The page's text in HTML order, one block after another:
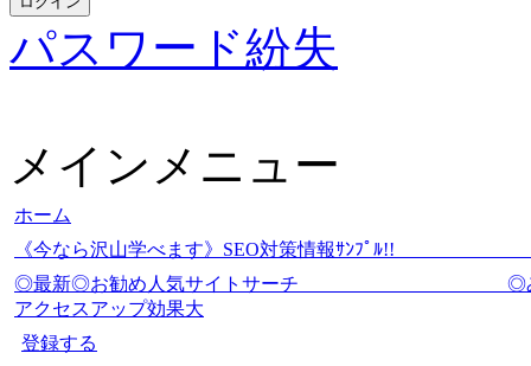
パスワード紛失
メインメニュー
ホーム
《今なら沢山学べます》SEO対策情報ｻﾝﾌ
◎最新◎お勧め人気サイトサ
アクセスアップ効果大
登録する